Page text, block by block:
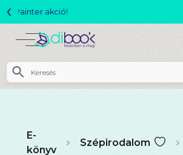
Megjelent! L. J. Shen: Legvadabb
‹
E-
könyv
Szépirodalom